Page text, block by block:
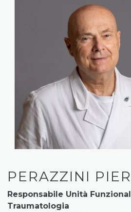
PERAZZINI
Responsabile Unità
Traumatologia